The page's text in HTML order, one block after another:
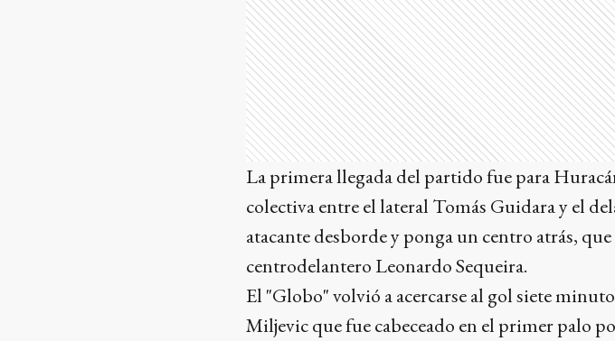
La primera llegada del partido fue para
colectiva entre el lateral Tomás Guidara y el
atacante desborde y ponga un centro atrás,
centrodelantero Leonardo Sequeira.
El "Globo" volvió a acercarse al gol siete
Miljevic que fue cabeceado en el primer palo